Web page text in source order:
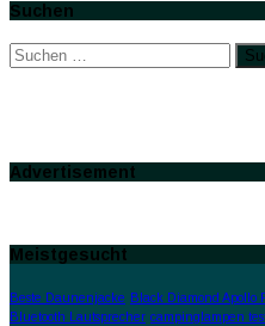
Suchen
Suchen
nach:
Advertisement
Meistgesucht
Beste Daunenjacke Black Diamond Apollo
Bluetooth Lautsprecher campinglampen